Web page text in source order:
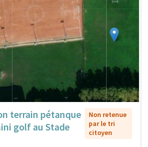
terrain pétanque
golf au Stade
Non retenue
par le tri
citoyen